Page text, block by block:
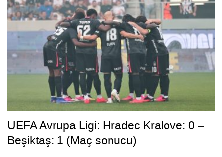
UEFA Avrupa Ligi: Hradec Kralove: 0 –
Beşiktaş: 1 (Maç sonucu)